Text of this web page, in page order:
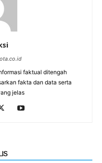
faktual ditengah
fakta dan data serta
jelas